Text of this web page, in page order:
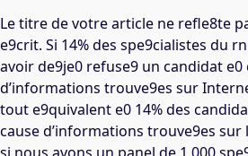
Le titre de votre article ne refle8te
e9crit. Si 14% des spe9cialistes du
avoir de9je0 refuse9 un candidat e0
d’informations trouve9es sur
tout e9quivalent e0 14% des
cause d’informations trouve9es sur